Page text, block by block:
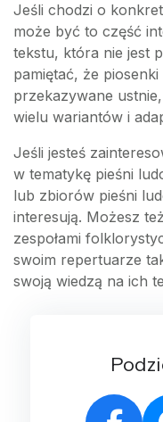
Jeśli chodzi o
może być to część
tekstu, która nie jest
pamiętać, że
przekazywane
wielu wariantów i
Jeśli jesteś
w tematykę pieśni
lub zbiorów pieśni
interesują. Możesz
zespołami
swoim repertuarze
swoją wiedzą na ich